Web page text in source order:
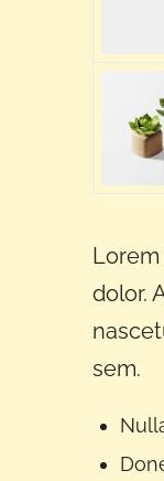
dolor.
sem.